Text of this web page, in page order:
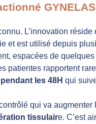
L’innovation réside
et est utilisé depuis
espacées de
patientes rapportent
les 48H qui
qui va augmenter
tissulaire. C’est